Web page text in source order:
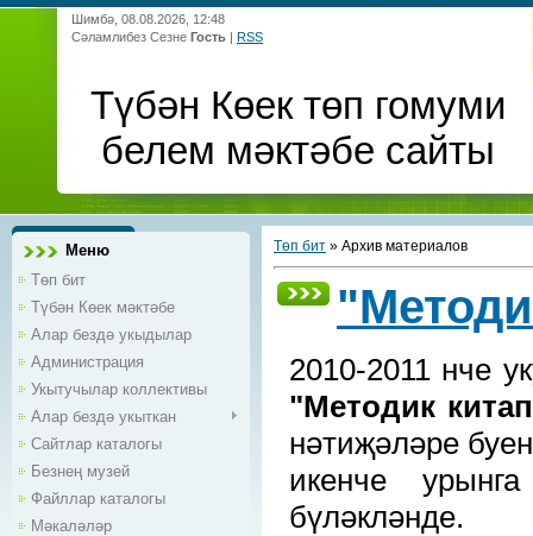
Шимбә, 08.08.2026, 12:48
Сәламлибез Сезне Гость | RSS
Түбән Көек төп гомуми
белем мәктәбе сайты
Меню
Төп бит
Түбән Көек мәктәбе
Алар бездә укыдылар
Администрация
Укытучылар коллективы
Алар бездә укыткан
Сайтлар каталогы
Безнең музей
Файллар каталогы
Мәкаләләр
Төп бит » Архив материалов
2010-2011 нче
"Методик
нәтиҗәләре
икенче
бүләкләнде.